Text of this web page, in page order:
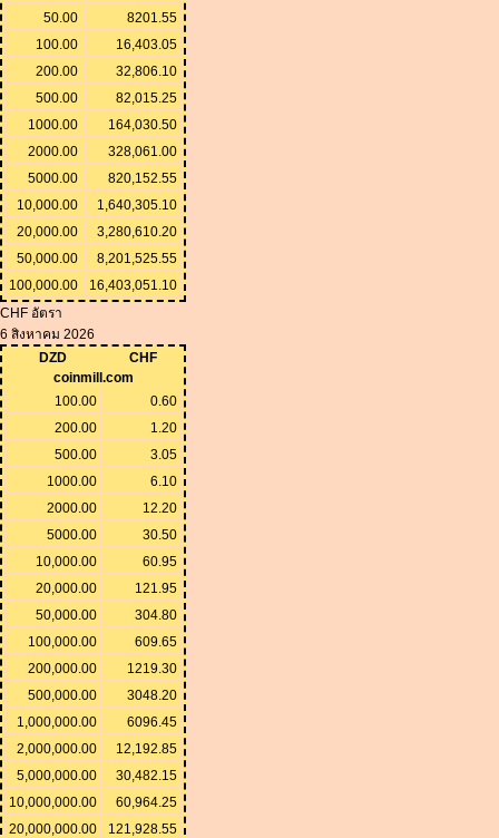
50.00
8201.55
100.00
16,403.05
200.00
32,806.10
500.00
82,015.25
1000.00
164,030.50
2000.00
328,061.00
5000.00
820,152.55
10,000.00
1,640,305.10
20,000.00
3,280,610.20
50,000.00
8,201,525.55
100,000.00
16,403,051.10
CHF อัตรา
6 สิงหาคม 2026
DZD
CHF
coinmill.com
100.00
0.60
200.00
1.20
500.00
3.05
1000.00
6.10
2000.00
12.20
5000.00
30.50
10,000.00
60.95
20,000.00
121.95
50,000.00
304.80
100,000.00
609.65
200,000.00
1219.30
500,000.00
3048.20
1,000,000.00
6096.45
2,000,000.00
12,192.85
5,000,000.00
30,482.15
10,000,000.00
60,964.25
20,000,000.00
121,928.55